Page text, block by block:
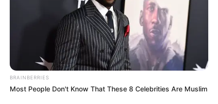
όπου προβλέπονται έντονα και επικίνδυνα
φαινόμενα, σύμφωνα με την ΕΜΥ και το
ΜΕΤΕΟ του Εθνικού Αστεροσκοπείου Αθηνών.
Η Εύβοια αναμένεται να δεχθεί ισχυρές
βροχές και καταιγίδες κυρίως από τις
απογευματινές ώρες της Τετάρτης (21/1), με
τα φαινόμενα να εντείνονται σταδιακά και να
BRAINBERRIES
Most People Don't Know That These 8 Celebrities Are Muslim